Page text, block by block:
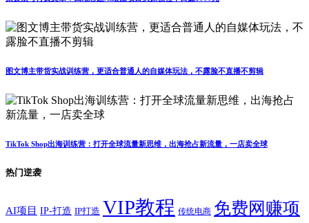
图文博主带货实战训练营，更适合普通人的自媒体玩法，不露脸不直播不剪辑
TikTok Shop出海训练营：打开全球流量新思维，出海抢占新流量，一店卖全球
热门逆袭
AI项目 IP-打造 IP打造 VIP教程 传统电商 免费网赚项